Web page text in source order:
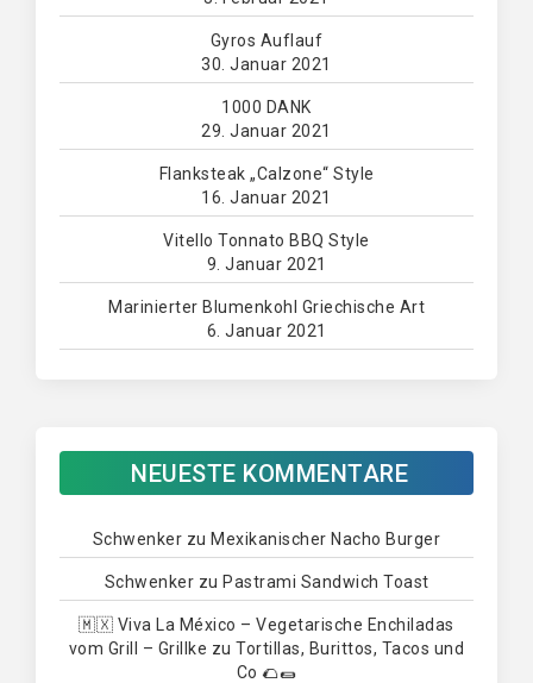
Gyros Auflauf
30. Januar 2021
1000 DANK
29. Januar 2021
Flanksteak „Calzone“ Style
16. Januar 2021
Vitello Tonnato BBQ Style
9. Januar 2021
Marinierter Blumenkohl Griechische Art
6. Januar 2021
NEUESTE KOMMENTARE
Schwenker zu Mexikanischer Nacho Burger
Schwenker zu Pastrami Sandwich Toast
🇲🇽 Viva La México – Vegetarische Enchiladas
vom Grill – Grillke zuTortillas, Burittos, Tacos und
Co 🌮🌯